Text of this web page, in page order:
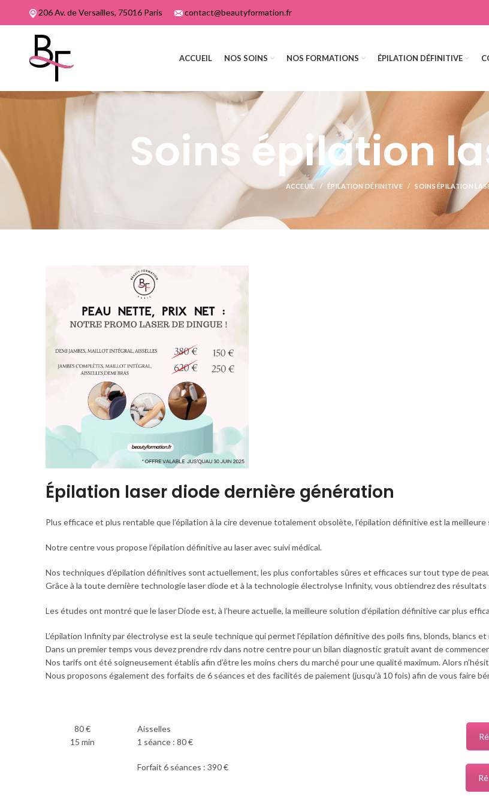
206 Av. de Versailles, 75016 Paris contact@beautyformation.fr
ACCUEIL NOS SOINS NOS FORMATIONS ÉPILATION DÉFINITIVE
Soins épilation
ACCEUIL ÉPILATION DÉFINITIVE SOINS ÉPILATION
Épilation laser diode dernière génération
Plus efficace et plus rentable que l’épilation à la cire devenue totalement obsolète, l’épilation définitive est la
Notre centre vous propose l’épilation définitive au laser avec suivi médical.
Nos techniques d’épilation définitives sont actuellement, les plus confortables sûres et efficaces sur tout type de
Grâce à la toute dernière technologie laser diode et à la technologie électrolyse Infinity, vous obtiendrez des résultats
Les études ont montré que le laser Diode est, à l’heure actuelle, la meilleure solution d’épilation définitive car plus
L’épilation Infinity par électrolyse est la seule technique qui permet l’épilation définitive des poils fins, blonds, blancs et
Dans un premier temps vous devez prendre rdv dans notre centre pour un bilan diagnostic gratuit avant de
Nos tarifs ont été soigneusement établis afin d’être les moins chers du marché pour une qualité maximum. Alors
Nous proposons également des forfaits de 6 séances et des facilités de paiement (jusqu’à 10 fois) afin de vous faire
80 €
15 min
Aisselles
1 séance : 80 €
Forfait 6 séances : 390 €